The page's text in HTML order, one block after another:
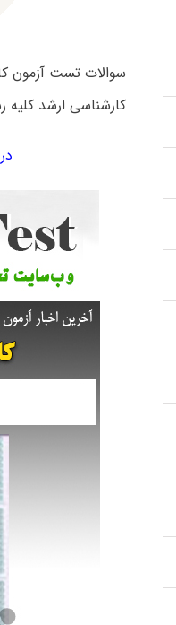
کارشناسی ارشد کلیه رشته ها در سالهای ۸۶